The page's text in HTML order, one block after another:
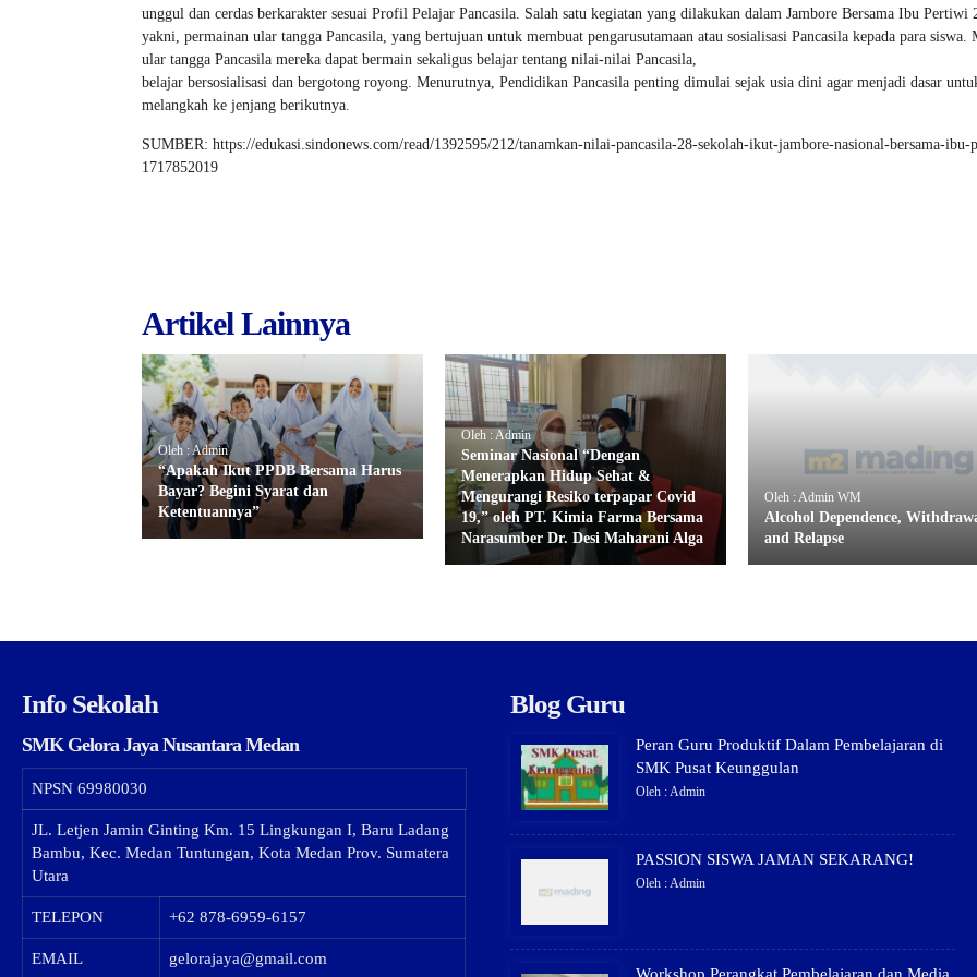
unggul dan cerdas berkarakter sesuai Profil Pelajar Pancasila. Salah satu kegiatan yang dilakukan dalam Jambore Bersama Ibu Pertiwi
yakni, permainan ular tangga Pancasila, yang bertujuan untuk membuat pengarusutamaan atau sosialisasi Pancasila kepada para siswa.
ular tangga Pancasila mereka dapat bermain sekaligus belajar tentang nilai-nilai Pancasila,
belajar bersosialisasi dan bergotong royong. Menurutnya, Pendidikan Pancasila penting dimulai sejak usia dini agar menjadi dasar
melangkah ke jenjang berikutnya.
SUMBER: https://edukasi.sindonews.com/read/1392595/212/tanamkan-nilai-pancasila-28-sekolah-ikut-jambore-nasional-bersama-
1717852019
Artikel Lainnya
Oleh : Admin
“Apakah Ikut PPDB Bersama Harus
Bayar? Begini Syarat dan
Ketentuannya”
Oleh : Admin
Seminar Nasional “Dengan
Menerapkan Hidup Sehat &
Mengurangi Resiko terpapar Covid
19,” oleh PT. Kimia Farma Bersama
Narasumber Dr. Desi Maharani Alga
Oleh : Admin WM
Alcohol Dependence,
and Relapse
Info Sekolah
SMK Gelora Jaya Nusantara Medan
NPSN 69980030
JL. Letjen Jamin Ginting Km. 15 Lingkungan I, Baru Ladang
Bambu, Kec. Medan Tuntungan, Kota Medan Prov. Sumatera
Utara
TELEPON +62 878-6959-6157
EMAIL gelorajaya@gmail.com
Blog Guru
Peran Guru Produktif Dalam Pembelajaran di
SMK Pusat Keunggulan
Oleh : Admin
PASSION SISWA JAMAN SEKARANG!
Oleh : Admin